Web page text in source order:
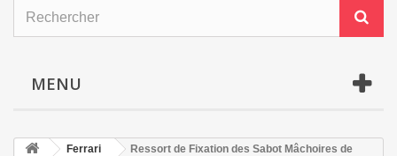
MENU
Ferrari
Ressort de Fixation des Sabot Mâchoires de